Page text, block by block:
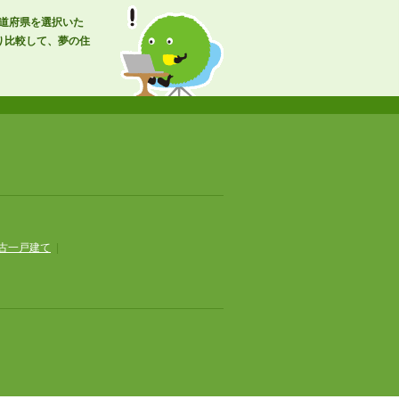
府県を選択いた
比較して、夢の住
一戸建て